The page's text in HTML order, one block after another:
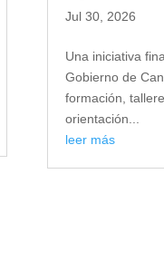
Jul 30, 2026
Una iniciativa
Gobierno de
formación,
orientación...
leer más